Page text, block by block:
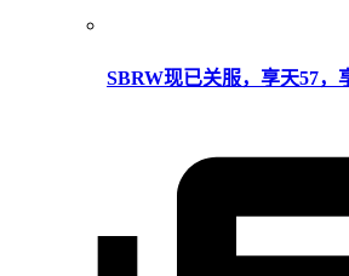
SBRW现已关服，享天57，